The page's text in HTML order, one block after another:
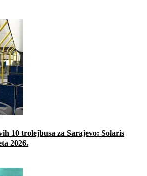
10 trolejbusa za Sarajevo: Solaris
2026.